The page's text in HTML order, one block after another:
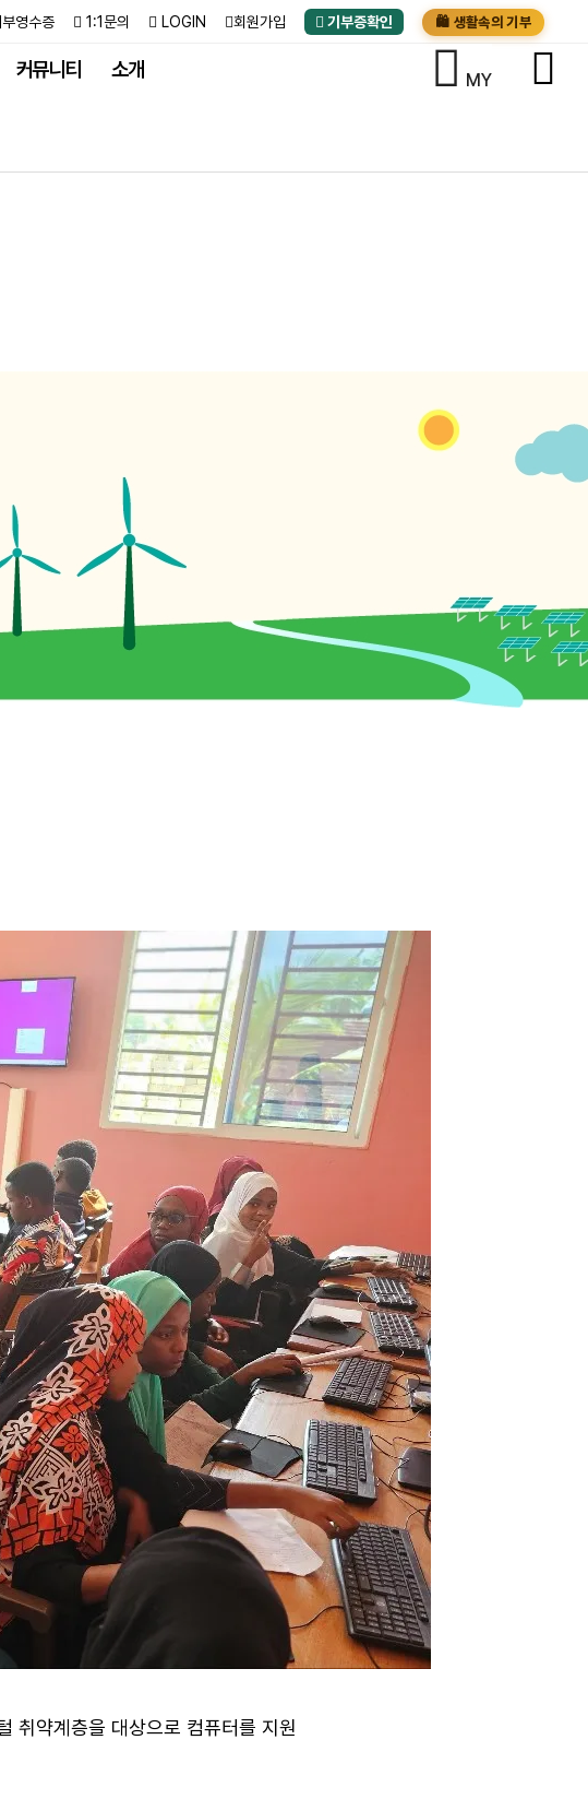
부영수증 1:1문의 LOGIN 회원가입 기부증확인 🛍️ 생활속의 기부
커뮤니티 소개 MY
취약계층을 대상으로 컴퓨터를 지원